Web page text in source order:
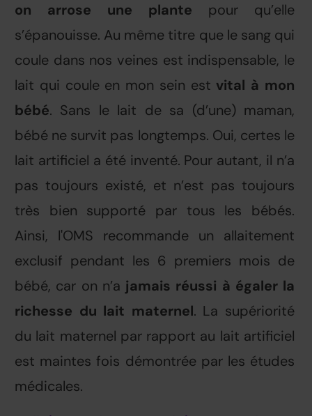
on arrose une plante pour qu’elle
s’épanouisse. Au même titre que le sang qui
coule dans nos veines est indispensable, le
lait qui coule en mon sein est vital à mon
bébé. Sans le lait de sa (d’une) maman,
bébé ne survit pas longtemps. Oui, certes le
lait artificiel a été inventé. Pour autant, il n’a
pas toujours existé, et n’est pas toujours
très bien supporté par tous les bébés.
Ainsi, l'OMS recommande un allaitement
exclusif pendant les 6 premiers mois de
bébé, car on n’a jamais réussi à égaler la
richesse du lait maternel. La supériorité
du lait maternel par rapport au lait artificiel
est maintes fois démontrée par les études
médicales.